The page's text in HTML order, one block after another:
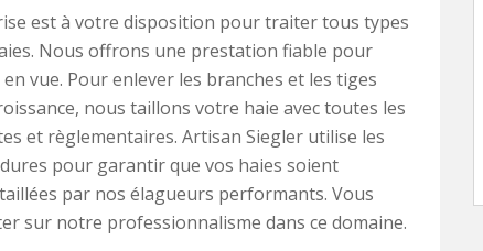
est à votre disposition pour traiter tous types
Nous offrons une prestation fiable pour
vue. Pour enlever les branches et les tiges
nous taillons votre haie avec toutes les
et règlementaires. Artisan Siegler utilise les
pour garantir que vos haies soient
par nos élagueurs performants. Vous
sur notre professionnalisme dans ce domaine.